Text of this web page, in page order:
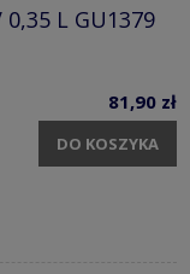
L GU1379
81,90 zł
DO KOSZYKA